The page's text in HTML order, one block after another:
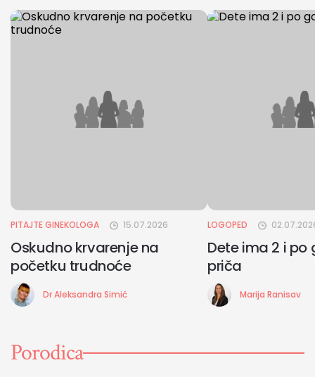
PITAJTE GINEKOLOGA 15.07.2026
Oskudno krvarenje na
početku trudnoće
Dr Aleksandra Simić
LOGOPED
Dete ima 2 i po
priča
Marija Ranisav
Porodica